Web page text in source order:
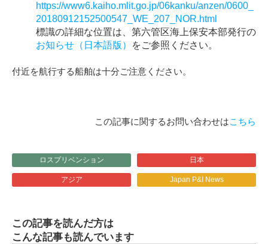
https://www6.kaiho.mlit.go.jp/06kanku/anzen/0600_
20180912152500547_WE_207_NOR.html
標識の詳細な位置は、第六管区海上保安本部発行の
お知らせ（日本語版）
をご参照ください。
付近を航行する船舶は十分ご注意ください。
この記事に関するお問い合わせはこちら
ロスプリベンション 日本
アジア Japan P&I News
この記事を読んだ方は
こんな記事も読んでいます